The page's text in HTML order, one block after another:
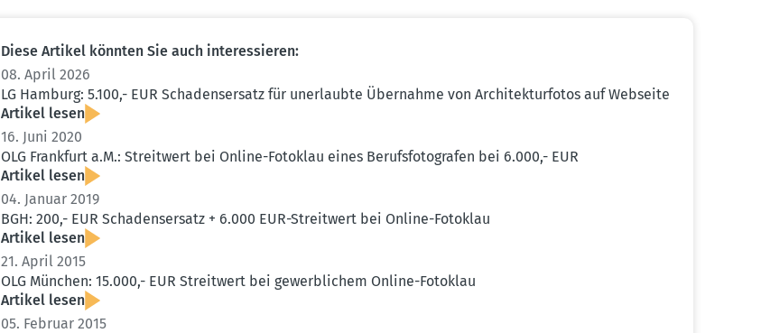
Diese Artikel könnten Sie auch inter­es­sieren:
08. April 2026
LG Hamburg: 5.100,- EUR Schadens­ersatz für unerlaubte Übernahme von Archi­tek­tur­fotos auf Webseite
Artikel lesen
16. Juni 2020
OLG Frankfurt a.M.: Streitwert bei Online-Fotoklau eines Berufs­fo­to­grafen bei 6.000,- EUR
Artikel lesen
04. Januar 2019
BGH: 200,- EUR Schadens­ersatz + 6.000 EUR-Streitwert bei Online-Fotoklau
Artikel lesen
21. April 2015
OLG München: 15.000,- EUR Streitwert bei gewerb­lichem Online-Fotoklau
Artikel lesen
05. Februar 2015